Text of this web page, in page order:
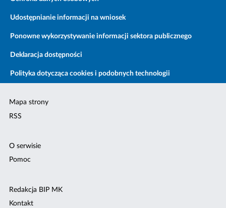
Udostępnianie informacji na wniosek
Ponowne wykorzystywanie informacji sektora publicznego
Deklaracja dostępności
Polityka dotycząca cookies i podobnych technologii
Mapa strony
RSS
O serwisie
Pomoc
Redakcja BIP MK
Kontakt